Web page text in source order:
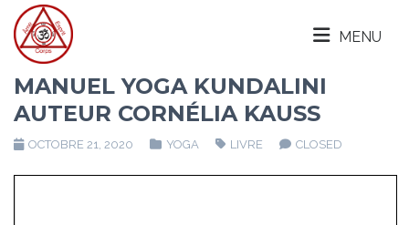
MENU
MANUEL YOGA KUNDALINI
AUTEUR CORNÉLIA KAUSS
OCTOBRE 21, 2020 YOGA LIVRE CLOSED